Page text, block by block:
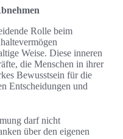
Rolle beim
Weise. Diese inneren
die Menschen in ihrer
Bewusstsein für die
Entscheidungen und
darf nicht
über den eigenen